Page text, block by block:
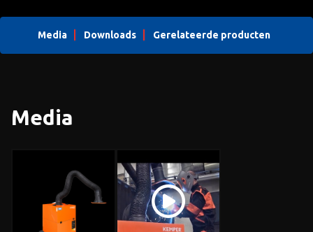
Media Downloads Gerelateerde producten
Media